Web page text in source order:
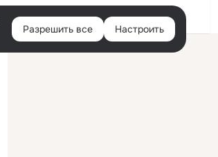
Войти
Разрешить все Настроить